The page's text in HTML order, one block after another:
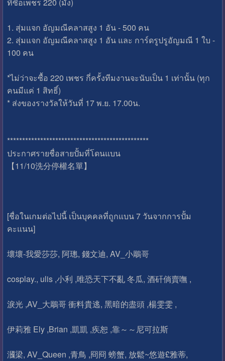
ที่ซื้อเพชร 220 (มั้ง)
1. สุ่มแจก อัญมณีคลาสสูง 1 อัน - 500 คน
2. สุ่มแจก อัญมณีคลาสสูง 1 อัน และ การ์ดรูปรูอัญมณี 1 ใบ -
100 คน
*ไม่ว่าจะซื้อ 220 เพชร กี่ครั้งทีมงานจะนับเป็น 1 เท่านั้น (ทุก
คนมีแค่ 1 สิทธิ์)
* ส่งของรางวัลให้วันที่ 17 พ.ย. 17.00น.
***********************************************
ประกาศรายชื่อสายปั้มที่โดนแบน
【11/10洗分停權名單】
[ชื่อในเกมต่อไปนี้ เป็นบุคคลที่ถูกแบน 7 วันจากการปั้ม
คะแนน]
壞壞-我愛莎莎, 阿璁, 錢文迪, AV_小鵰哥
cosplay., ulis ,小利 ,唯恐天下不亂 冬瓜, 酒矸倘賣嘸 ,
淚光 ,AV_大鵰哥 衝料貴逃, 黑暗的盡頭 ,楊雯雯 ,
伊莉雅 Ely ,Brian ,凱凱 ,疾恕 ,靠～～尼可拉斯
漍梁, AV_Queen ,青鳥 ,冏冏 螃蟹, 放鬆~悠遊£雅蒂,